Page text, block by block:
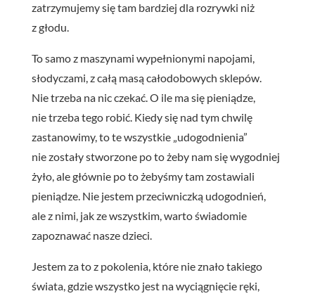
zatrzymujemy się tam bardziej dla rozrywki niż
z głodu.
To samo z maszynami wypełnionymi napojami,
słodyczami, z całą masą całodobowych sklepów.
Nie trzeba na nic czekać. O ile ma się pieniądze,
nie trzeba tego robić. Kiedy się nad tym chwilę
zastanowimy, to te wszystkie „udogodnienia”
nie zostały stworzone po to żeby nam się wygodniej
żyło, ale głównie po to żebyśmy tam zostawiali
pieniądze. Nie jestem przeciwniczką udogodnień,
ale z nimi, jak ze wszystkim, warto świadomie
zapoznawać nasze dzieci.
Jestem za to z pokolenia, które nie znało takiego
świata, gdzie wszystko jest na wyciągnięcie ręki,